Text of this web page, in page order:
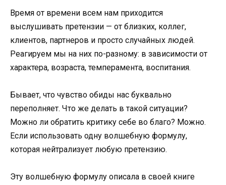
Время от времени всем нам приходится
выслушивать претензии — от близких, коллег,
клиентов, партнеров и просто случайных людей.
Реагируем мы на них по-разному: в зависимости от
характера, возраста, темперамента, воспитания.
Бывает, что чувство обиды нас буквально
переполняет. Что же делать в такой ситуации?
Можно ли обратить критику себе во благо? Можно.
Если использовать одну волшебную формулу,
которая нейтрализует любую претензию.
Эту волшебную формулу описала в своей книге